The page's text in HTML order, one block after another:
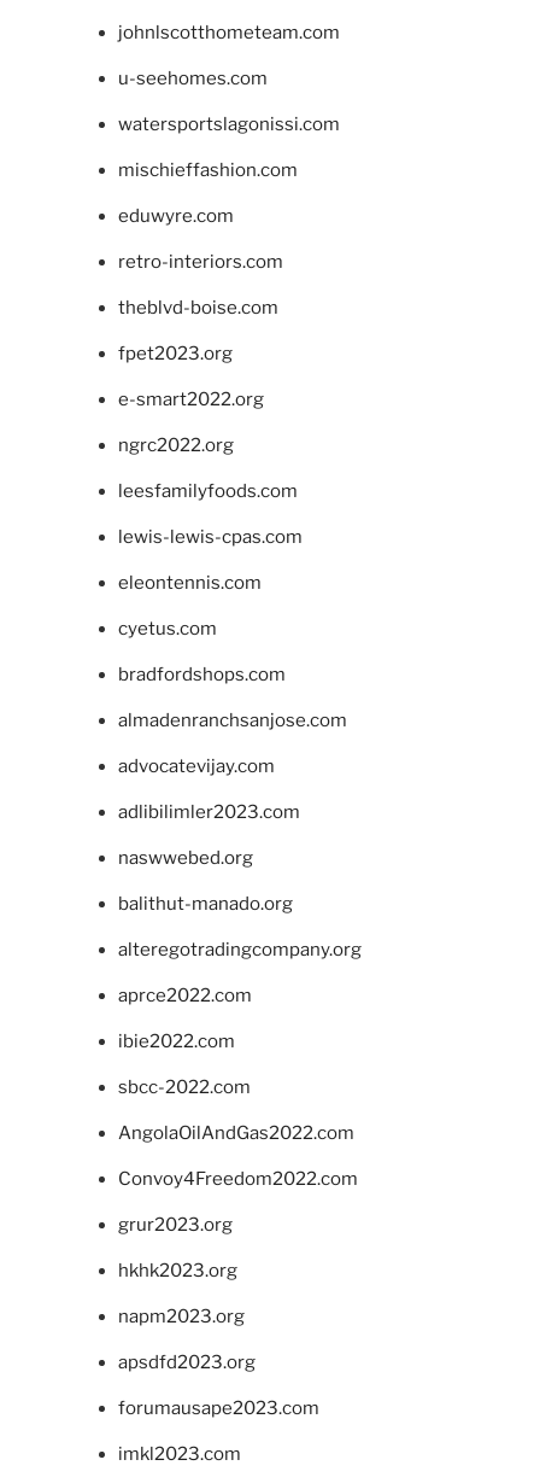
johnlscotthometeam.com
u-seehomes.com
watersportslagonissi.com
mischieffashion.com
eduwyre.com
retro-interiors.com
theblvd-boise.com
fpet2023.org
e-smart2022.org
ngrc2022.org
leesfamilyfoods.com
lewis-lewis-cpas.com
eleontennis.com
cyetus.com
bradfordshops.com
almadenranchsanjose.com
advocatevijay.com
adlibilimler2023.com
naswwebed.org
balithut-manado.org
alteregotradingcompany.org
aprce2022.com
ibie2022.com
sbcc-2022.com
AngolaOilAndGas2022.com
Convoy4Freedom2022.com
grur2023.org
hkhk2023.org
napm2023.org
apsdfd2023.org
forumausape2023.com
imkl2023.com